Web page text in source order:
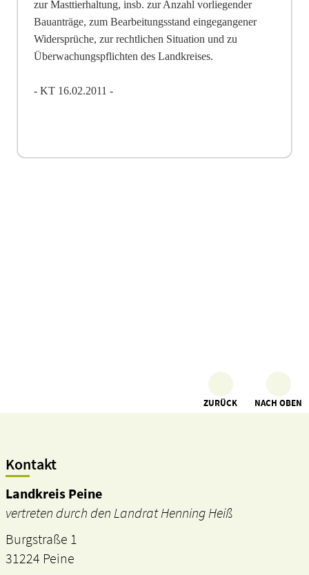
zur Masttierhaltung, insb. zur Anzahl vorliegender
Bauanträge, zum Bearbeitungsstand eingegangener
Widersprüche, zur rechtlichen Situation und zu
Überwachungspflichten des Landkreises.
- KT 16.02.2011 -
ZURÜCK NACH OBEN
Kontakt
Landkreis Peine
vertreten durch den Landrat Henning Heiß
Burgstraße 1
31224 Peine